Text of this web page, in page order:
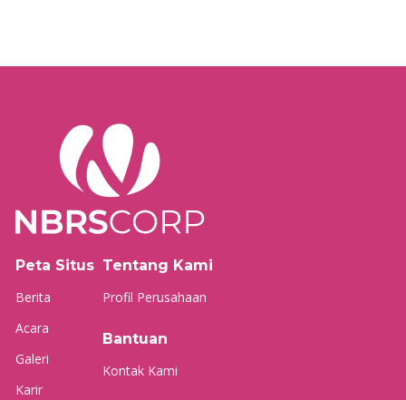
Peta Situs
Berita
Acara
Galeri
Karir
Tentang Kami
Profil Perusahaan
Bantuan
Kontak Kami